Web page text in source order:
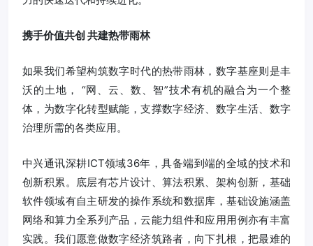
携手价值共创 共建热带雨林
如果我们希望构筑数字时代的热带雨林，数字基座则是丰
沃的土地， “网、云、数、智”技术有机的融合为一个整
体，为数字化转型赋能，支撑数字经济、数字生活、数字
治理所需的各类应用。
中兴通讯深耕ICT领域36年，具备端到端的全域的技术和
创新积累。底层有芯片设计、算法积累、架构创新，基础
软件领域有自主研发的操作系统和数据库，基础设施涵盖
网络和算力全系列产品，云能力组件和应用用例亦有丰富
实践。我们愿意做数字经济筑路者，向下扎根，把最难的